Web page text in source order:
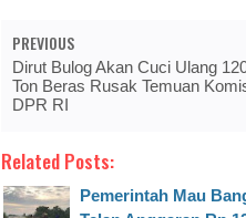
PREVIOUS
Dirut Bulog Akan Cuci Ulang
Ton Beras Rusak Temuan
DPR RI
Related Posts:
Pemerintah Mau